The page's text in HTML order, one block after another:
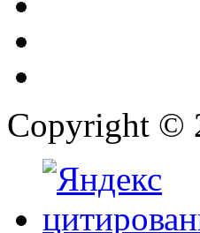
Copyright ©